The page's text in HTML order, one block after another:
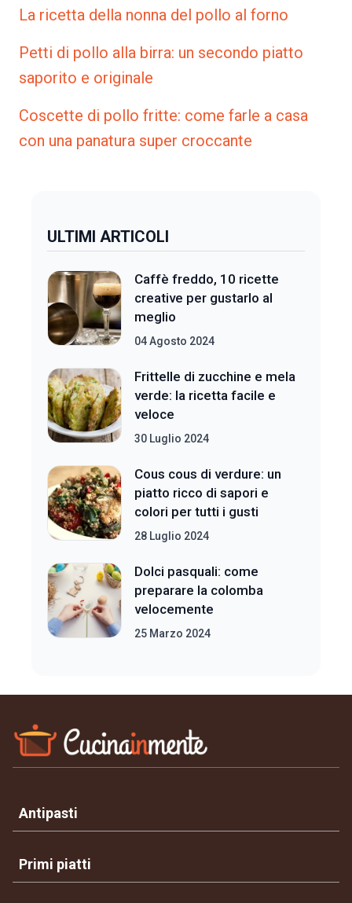
La ricetta della nonna del pollo al forno
Petti di pollo alla birra: un secondo piatto
saporito e originale
Coscette di pollo fritte: come farle a casa
con una panatura super croccante
ULTIMI ARTICOLI
Caffè freddo, 10 ricette
creative per gustarlo al
meglio
04 Agosto 2024
Frittelle di zucchine e mela
verde: la ricetta facile e
veloce
30 Luglio 2024
Cous cous di verdure: un
piatto ricco di sapori e
colori per tutti i gusti
28 Luglio 2024
Dolci pasquali: come
preparare la colomba
velocemente
25 Marzo 2024
Antipasti
Primi piatti